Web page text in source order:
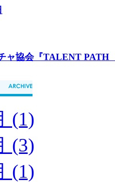
ャ協会『TALENT PATH
(1)
(3)
(1)